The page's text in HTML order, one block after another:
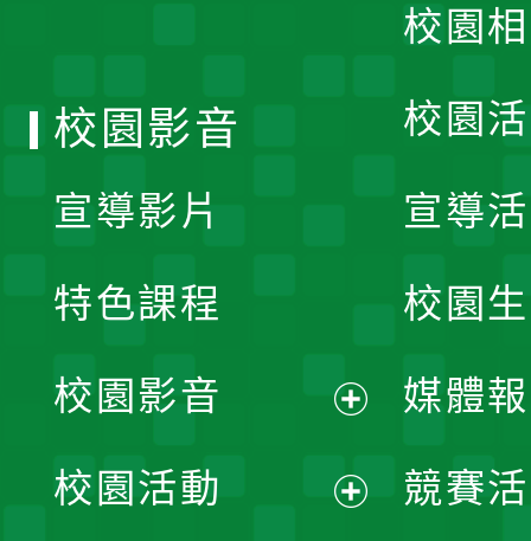
校園
校園
宣導
校園
媒體
競賽
校園影音
宣導影片
特色課程
校園影音
開
校園活動